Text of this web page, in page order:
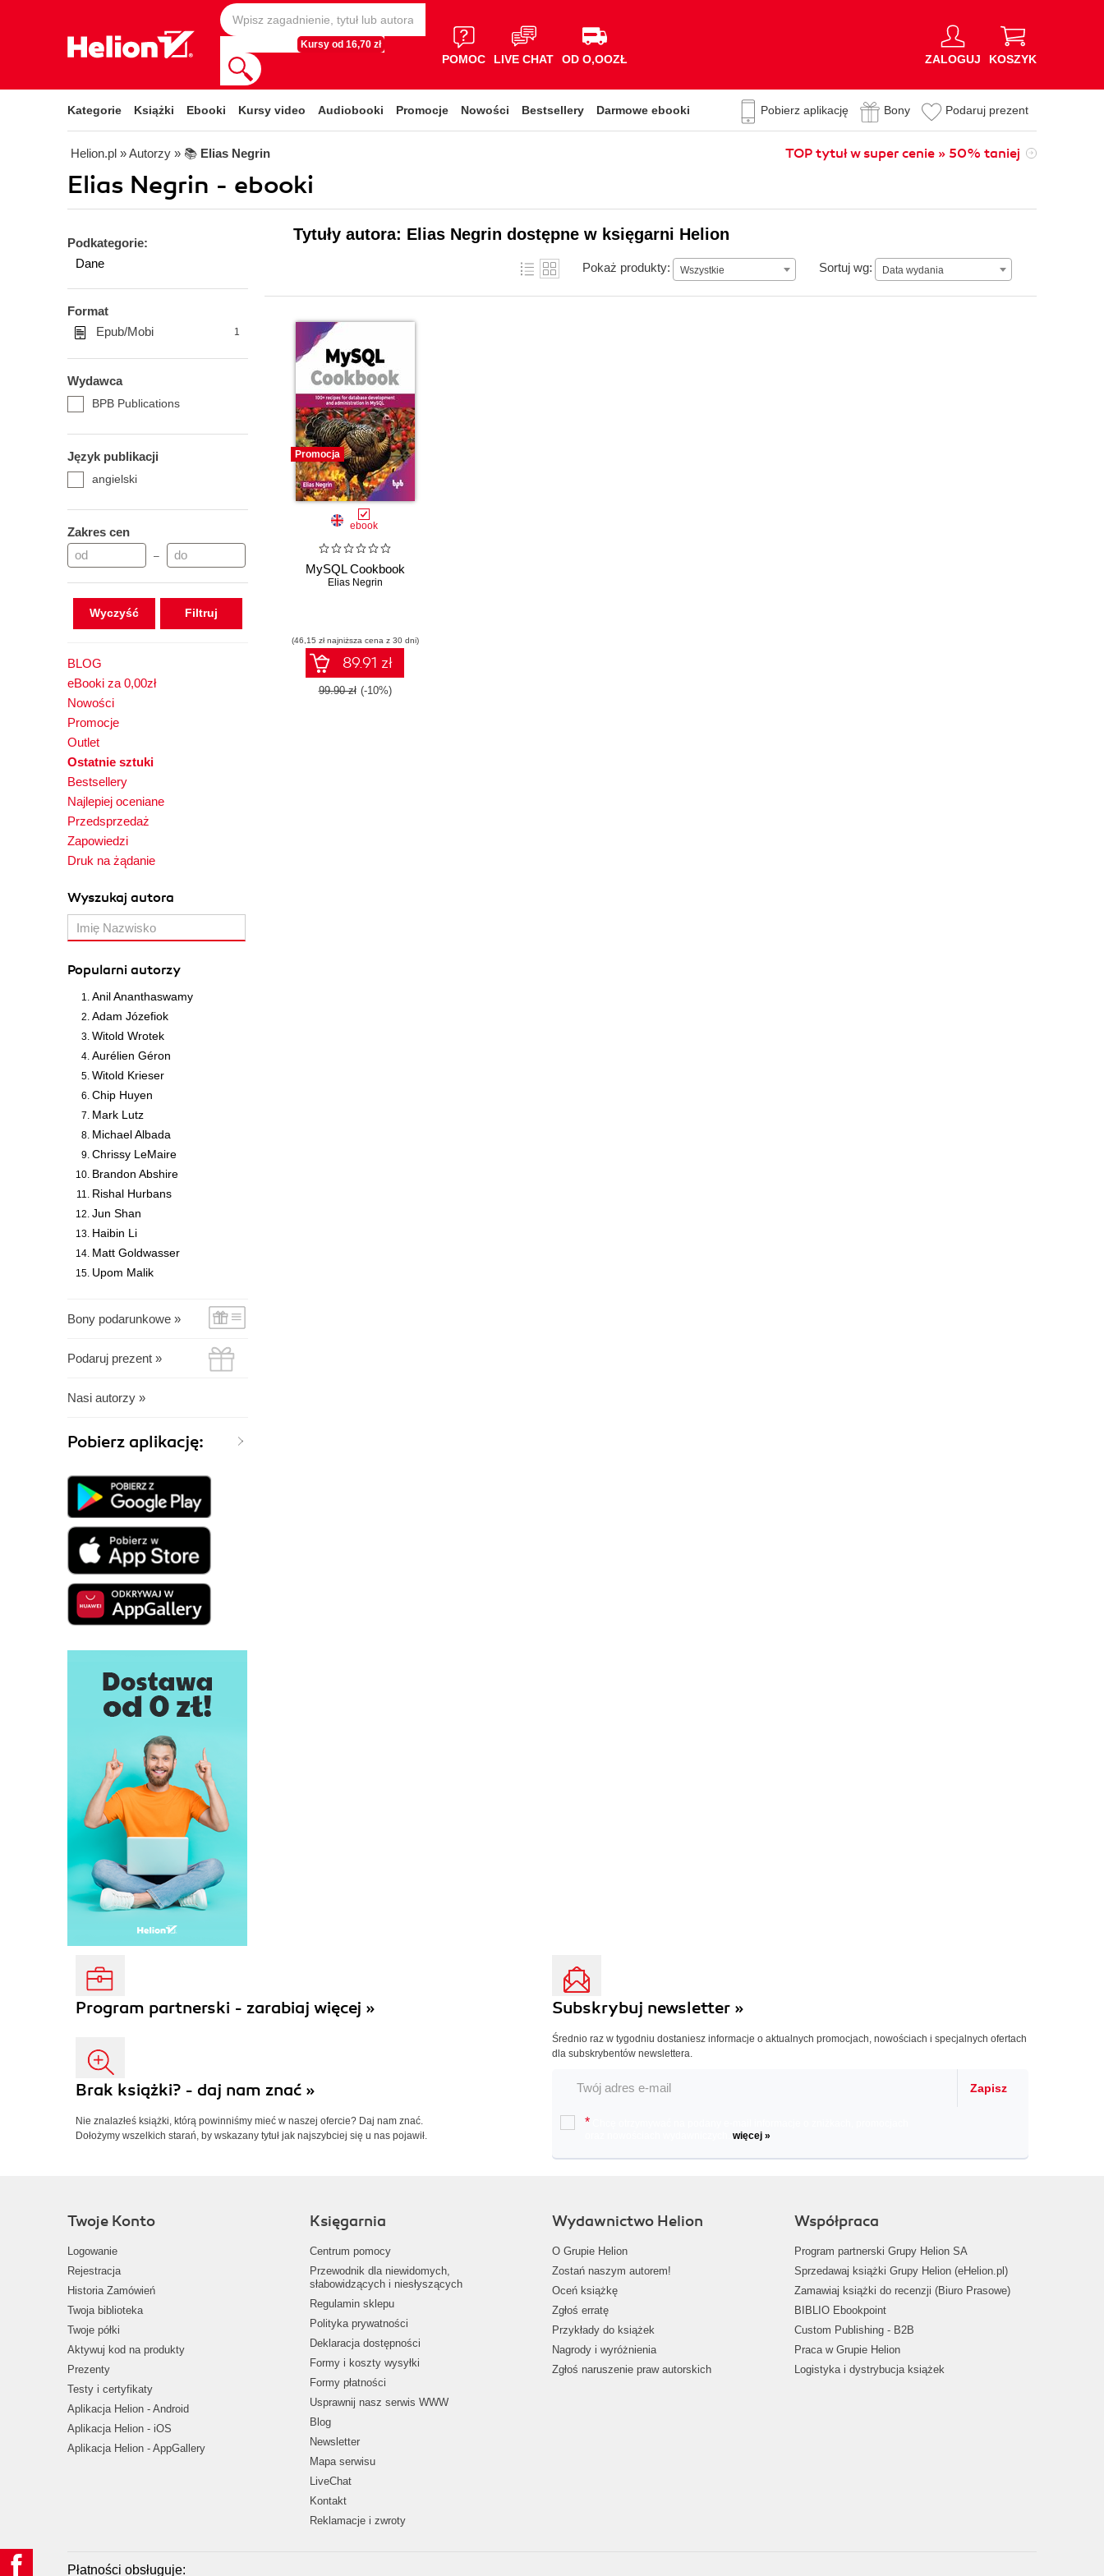
Kursy od 16,70 zł
POMOC LIVE CHAT OD O,OOZŁ ZALOGUJ KOSZYK
Kategorie Książki Ebooki Kursy video Audiobooki Promocje Nowości Bestsellery Darmowe ebooki Pobierz aplikację Bony Podaruj prezent
Helion.pl » Autorzy » 📚 Elias Negrin TOP tytuł w super cenie » 50% taniej
Elias Negrin - ebooki
Podkategorie:
Dane
Format
Epub/Mobi
1
Wydawca
BPB Publications
Język publikacji
angielski
Zakres cen
–
Wyczyść
BLOG
eBooki za 0,00zł
Nowości
Promocje
Outlet
Ostatnie sztuki
Bestsellery
Najlepiej oceniane
Przedsprzedaż
Zapowiedzi
Druk na żądanie
Wyszukaj autora
Popularni autorzy
Anil Ananthaswamy
Adam Józefiok
Witold Wrotek
Aurélien Géron
Witold Krieser
Chip Huyen
Mark Lutz
Michael Albada
Chrissy LeMaire
Brandon Abshire
Rishal Hurbans
Jun Shan
Haibin Li
Matt Goldwasser
Upom Malik
Bony podarunkowe »
Podaruj prezent »
Nasi autorzy »
Pobierz aplikację:
Tytuły autora: Elias Negrin dostępne w księgarni Helion
Pokaż produkty: Wszystkie Sortuj wg: Data wydania
Data wydania
Promocja
ebook
MySQL Cookbook
Elias Negrin
(46,15 zł najniższa cena z 30 dni)
89.91 zł
99.90 zł (-10%)
Program partnerski - zarabiaj więcej »
Brak książki? - daj nam znać »
Nie znalazłeś książki, którą powinniśmy mieć w naszej ofercie? Daj nam znać.
Dołożymy wszelkich starań, by wskazany tytuł jak najszybciej się u nas pojawił.
Subskrybuj newsletter »
Średnio raz w tygodniu dostaniesz informacje o aktualnych promocjach, nowościach i specjalnych ofertach
dla subskrybentów newslettera.
Zapisz
*
więcej »
Twoje Konto
Logowanie
Rejestracja
Historia Zamówień
Twoja biblioteka
Twoje półki
Aktywuj kod na produkty
Prezenty
Testy i certyfikaty
Aplikacja Helion - Android
Aplikacja Helion - iOS
Aplikacja Helion - AppGallery
Księgarnia
Centrum pomocy
Przewodnik dla niewidomych,
słabowidzących i niesłyszących
Regulamin sklepu
Polityka prywatności
Deklaracja dostępności
Formy i koszty wysyłki
Formy płatności
Usprawnij nasz serwis WWW
Blog
Newsletter
Mapa serwisu
LiveChat
Kontakt
Reklamacje i zwroty
Wydawnictwo Helion
O Grupie Helion
Zostań naszym autorem!
Oceń książkę
Zgłoś erratę
Przykłady do książek
Nagrody i wyróżnienia
Zgłoś naruszenie praw autorskich
Współpraca
Program partnerski Grupy Helion SA
Sprzedawaj książki Grupy Helion (eHelion.pl)
Zamawiaj książki do recenzji (Biuro Prasowe)
BIBLIO Ebookpoint
Custom Publishing - B2B
Praca w Grupie Helion
Logistyka i dystrybucja książek
Płatności obsługuje: